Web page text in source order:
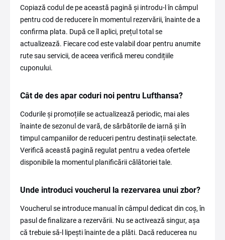
Copiază codul de pe această pagină și introdu-l în câmpul
pentru cod de reducere în momentul rezervării, înainte de a
confirma plata. După ce îl aplici, prețul total se
actualizează. Fiecare cod este valabil doar pentru anumite
rute sau servicii, de aceea verifică mereu condițiile
cuponului.
Cât de des apar coduri noi pentru Lufthansa?
Codurile și promoțiile se actualizează periodic, mai ales
înainte de sezonul de vară, de sărbătorile de iarnă și în
timpul campaniilor de reduceri pentru destinații selectate.
Verifică această pagină regulat pentru a vedea ofertele
disponibile la momentul planificării călătoriei tale.
Unde introduci voucherul la rezervarea unui zbor?
Voucherul se introduce manual în câmpul dedicat din coș, în
pasul de finalizare a rezervării. Nu se activează singur, așa
că trebuie să-l lipești înainte de a plăti. Dacă reducerea nu